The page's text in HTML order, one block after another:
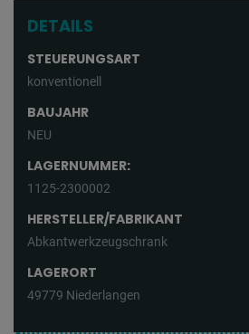
DETAILS
STEUERUNGSART
konventionell
BAUJAHR
NEU
LAGERNUMMER:
1125-2300002
HERSTELLER/FABRIKANT
Abkantwerkzeugschrank
LAGERORT
49779 Niederlangen